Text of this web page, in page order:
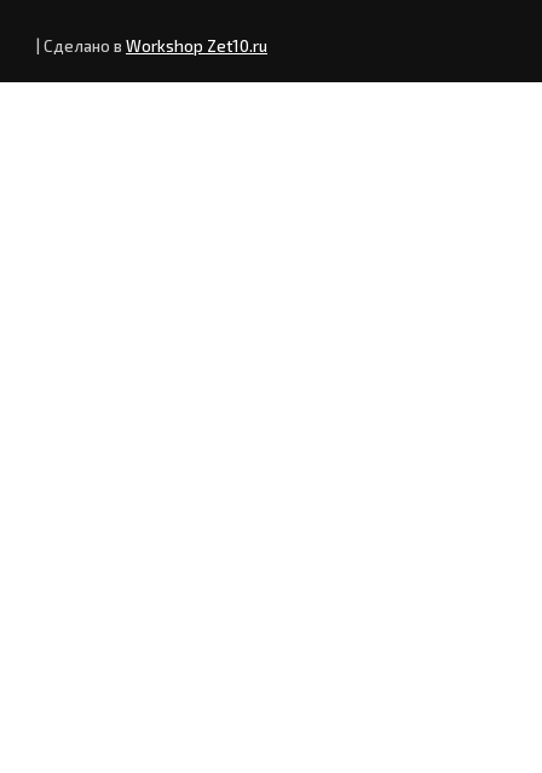
| Сделано в Workshop Zet10.ru